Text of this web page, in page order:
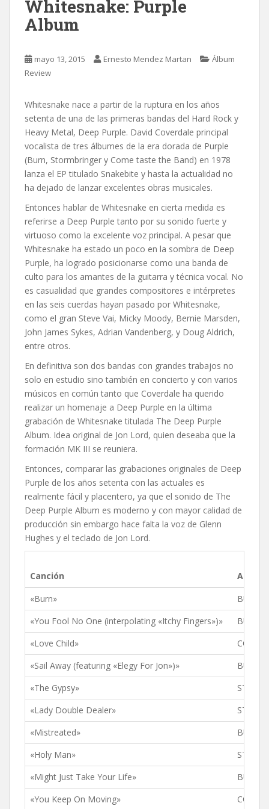
Whitesnake: Purple
Album
mayo 13, 2015 Ernesto Mendez Martan
Álbum
Review
Whitesnake nace a partir de la ruptura en los años
setenta de una de las primeras bandas del Hard Rock y
Heavy Metal, Deep Purple. David Coverdale principal
vocalista de tres álbumes de la era dorada de Purple
(Burn, Stormbringer y Come taste the Band) en 1978
lanza el EP titulado Snakebite y hasta la actualidad no
ha dejado de lanzar excelentes obras musicales.
Entonces hablar de Whitesnake en cierta medida es
referirse a Deep Purple tanto por su sonido fuerte y
virtuoso como la excelente voz principal. A pesar que
Whitesnake ha estado un poco en la sombra de Deep
Purple, ha logrado posicionarse como una banda de
culto para los amantes de la guitarra y técnica vocal. No
es casualidad que grandes compositores e intérpretes
en las seis cuerdas hayan pasado por Whitesnake,
como el gran Steve Vai, Micky Moody, Bernie Marsden,
John James Sykes, Adrian Vandenberg, y Doug Aldrich,
entre otros.
En definitiva son dos bandas con grandes trabajos no
solo en estudio sino también en concierto y con varios
músicos en común tanto que Coverdale ha querido
realizar un homenaje a Deep Purple en la última
grabación de Whitesnake titulada The Deep Purple
Album. Idea original de Jon Lord, quien deseaba que la
formación MK III se reuniera.
Entonces, comparar las grabaciones originales de Deep
Purple de los años setenta con las actuales es
realmente fácil y placentero, ya que el sonido de The
Deep Purple Album es moderno y con mayor calidad de
producción sin embargo hace falta la voz de Glenn
Hughes y el teclado de Jon Lord.
Canción
Album
«Burn»
BURN
«You Fool No One (interpolating «Itchy Fingers»)»
BURN
«Love Child»
COME
«Sail Away (featuring «Elegy For Jon»)»
BURN
«The Gypsy»
«Lady Double Dealer»
«Mistreated»
BURN
«Holy Man»
«Might Just Take Your Life»
BURN
«You Keep On Moving»
COME